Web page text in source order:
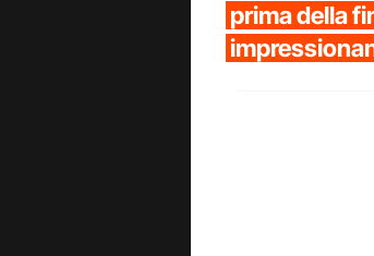
prima della